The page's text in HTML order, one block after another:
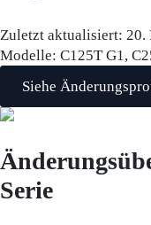
Zuletzt aktualisiert: 20.
Modelle: C125T G1,
Siehe
Serie